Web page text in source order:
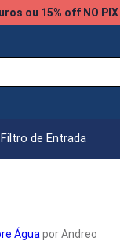
ou 15% off NO
Filtro de Entrada
Água por Andreo